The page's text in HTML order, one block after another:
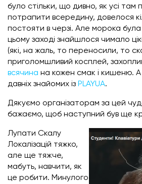
було стільки, що дивно, як усі
потрапити всередину, довелося
постояти в черзі. Але морока
цьому заході знайшлося чимало
(які, на жаль, то переносили, то
приголомшливий косплей,
всячина на кожен смак і кишеню.
давніх знайомих із PLAYUA.
Дякуємо організаторам за цей
бажаємо, щоб наступний був ще
Лупати Скалу
Локалізацій тяжко,
але ще тяжче,
мабуть, навчити, як
це робити. Минулого